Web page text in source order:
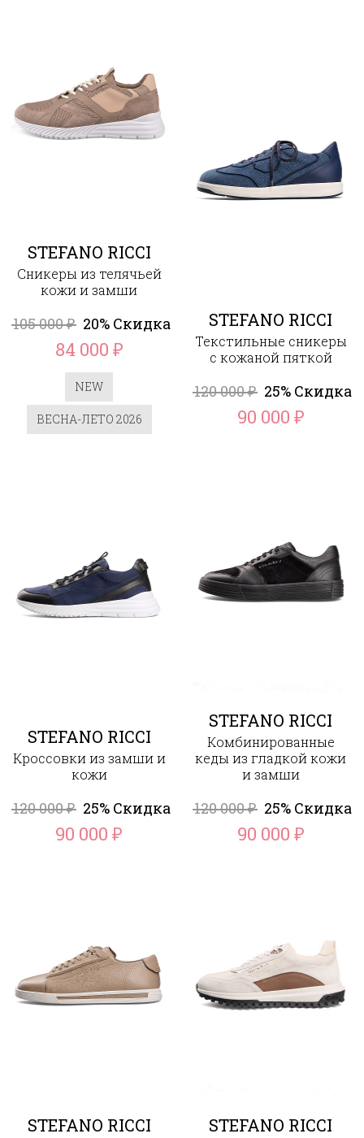
STEFANO RICCI
Сникеры из телячьей
кожи и замши
105 000₽ 20% Скидка
84 000 ₽
NEW
ВЕСНА-ЛЕТО 2026
STEFANO RICCI
Текстильные сникеры
с кожаной пяткой
120 000₽ 25% Скидка
90 000 ₽
STEFANO RICCI
Кроссовки из замши и
кожи
120 000₽ 25% Скидка
90 000₽
STEFANO RICCI
Комбинированные
кеды из гладкой кожи
и замши
120 000₽ 25% Скидка
90 000 ₽
STEFANO RICCI STEFANO RICCI